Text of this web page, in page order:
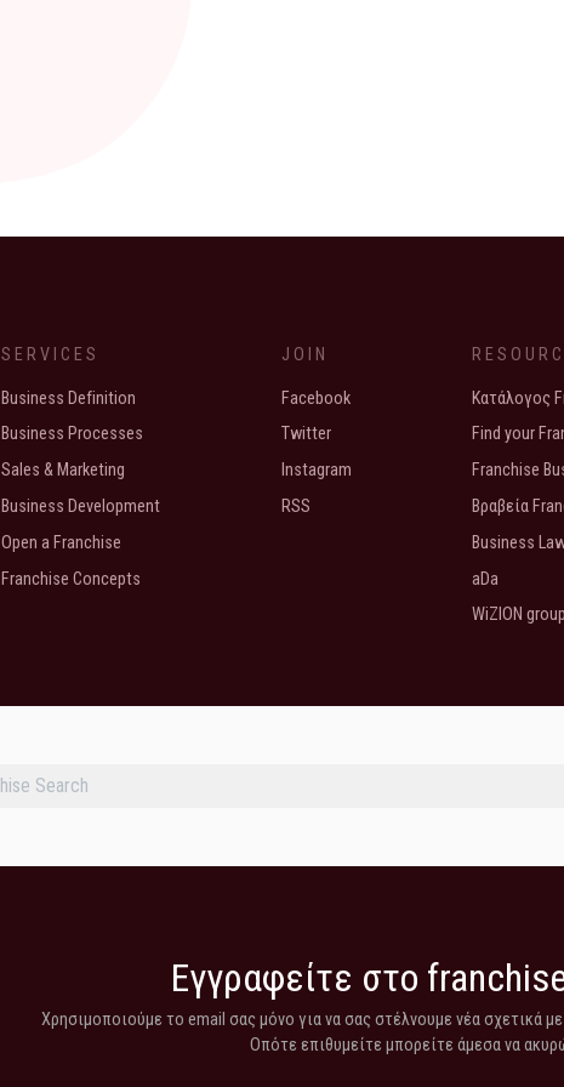
SERVICES
Business Definition
Business Processes
Sales & Marketing
Business Development
Open a Franchise
Franchise Concepts
JOIN
Facebook
Twitter
Instagram
RSS
Κατάλογος
Find your
Franchise
Βραβεία
Business
aDa
WiZION group
Εγγραφείτε στο
Χρησιμοποιούμε το email σας μόνο για να σας στέλνουμε νέα σχετικά
Οπότε επιθυμείτε μπορείτε άμεσα να